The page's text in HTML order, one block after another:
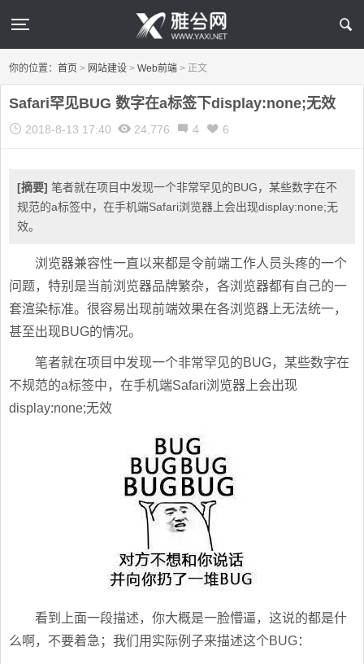
你的位置：首页 > 网站建设 > Web前端 > 正文
Safari罕见BUG 数字在a标签下display:none;无效
2018-8-13 17:40 24,776 4 6
[摘要] 笔者就在项目中发现一个非常罕见的BUG，某些数字在不
规范的a标签中，在手机端Safari浏览器上会出现display:none;无
效。
浏览器兼容性一直以来都是令前端工作人员头疼的一个
问题，特别是当前浏览器品牌繁杂，各浏览器都有自己的一
套渲染标准。很容易出现前端效果在各浏览器上无法统一，
甚至出现BUG的情况。
笔者就在项目中发现一个非常罕见的BUG，某些数字在
不规范的a标签中，在手机端Safari浏览器上会出现
display:none;无效
看到上面一段描述，你大概是一脸懵逼，这说的都是什
么啊，不要着急；我们用实际例子来描述这个BUG：